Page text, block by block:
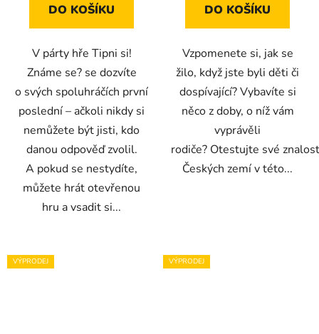
DO KOŠÍKU
V párty hře Tipni si!
Známe se? se dozvíte
o svých spoluhráčích první
poslední – ačkoli nikdy si
nemůžete být jisti, kdo
danou odpověď zvolil.
A pokud se nestydíte,
můžete hrát otevřenou
hru a vsadit si...
DO KOŠÍKU
Vzpomenete si, jak se
žilo, když jste byli děti či
dospívající? Vybavíte si
něco z doby, o níž vám
vyprávěli
rodiče? Otestujte své
Českých zemí v této...
VÝPRODEJ VÝPRODEJ